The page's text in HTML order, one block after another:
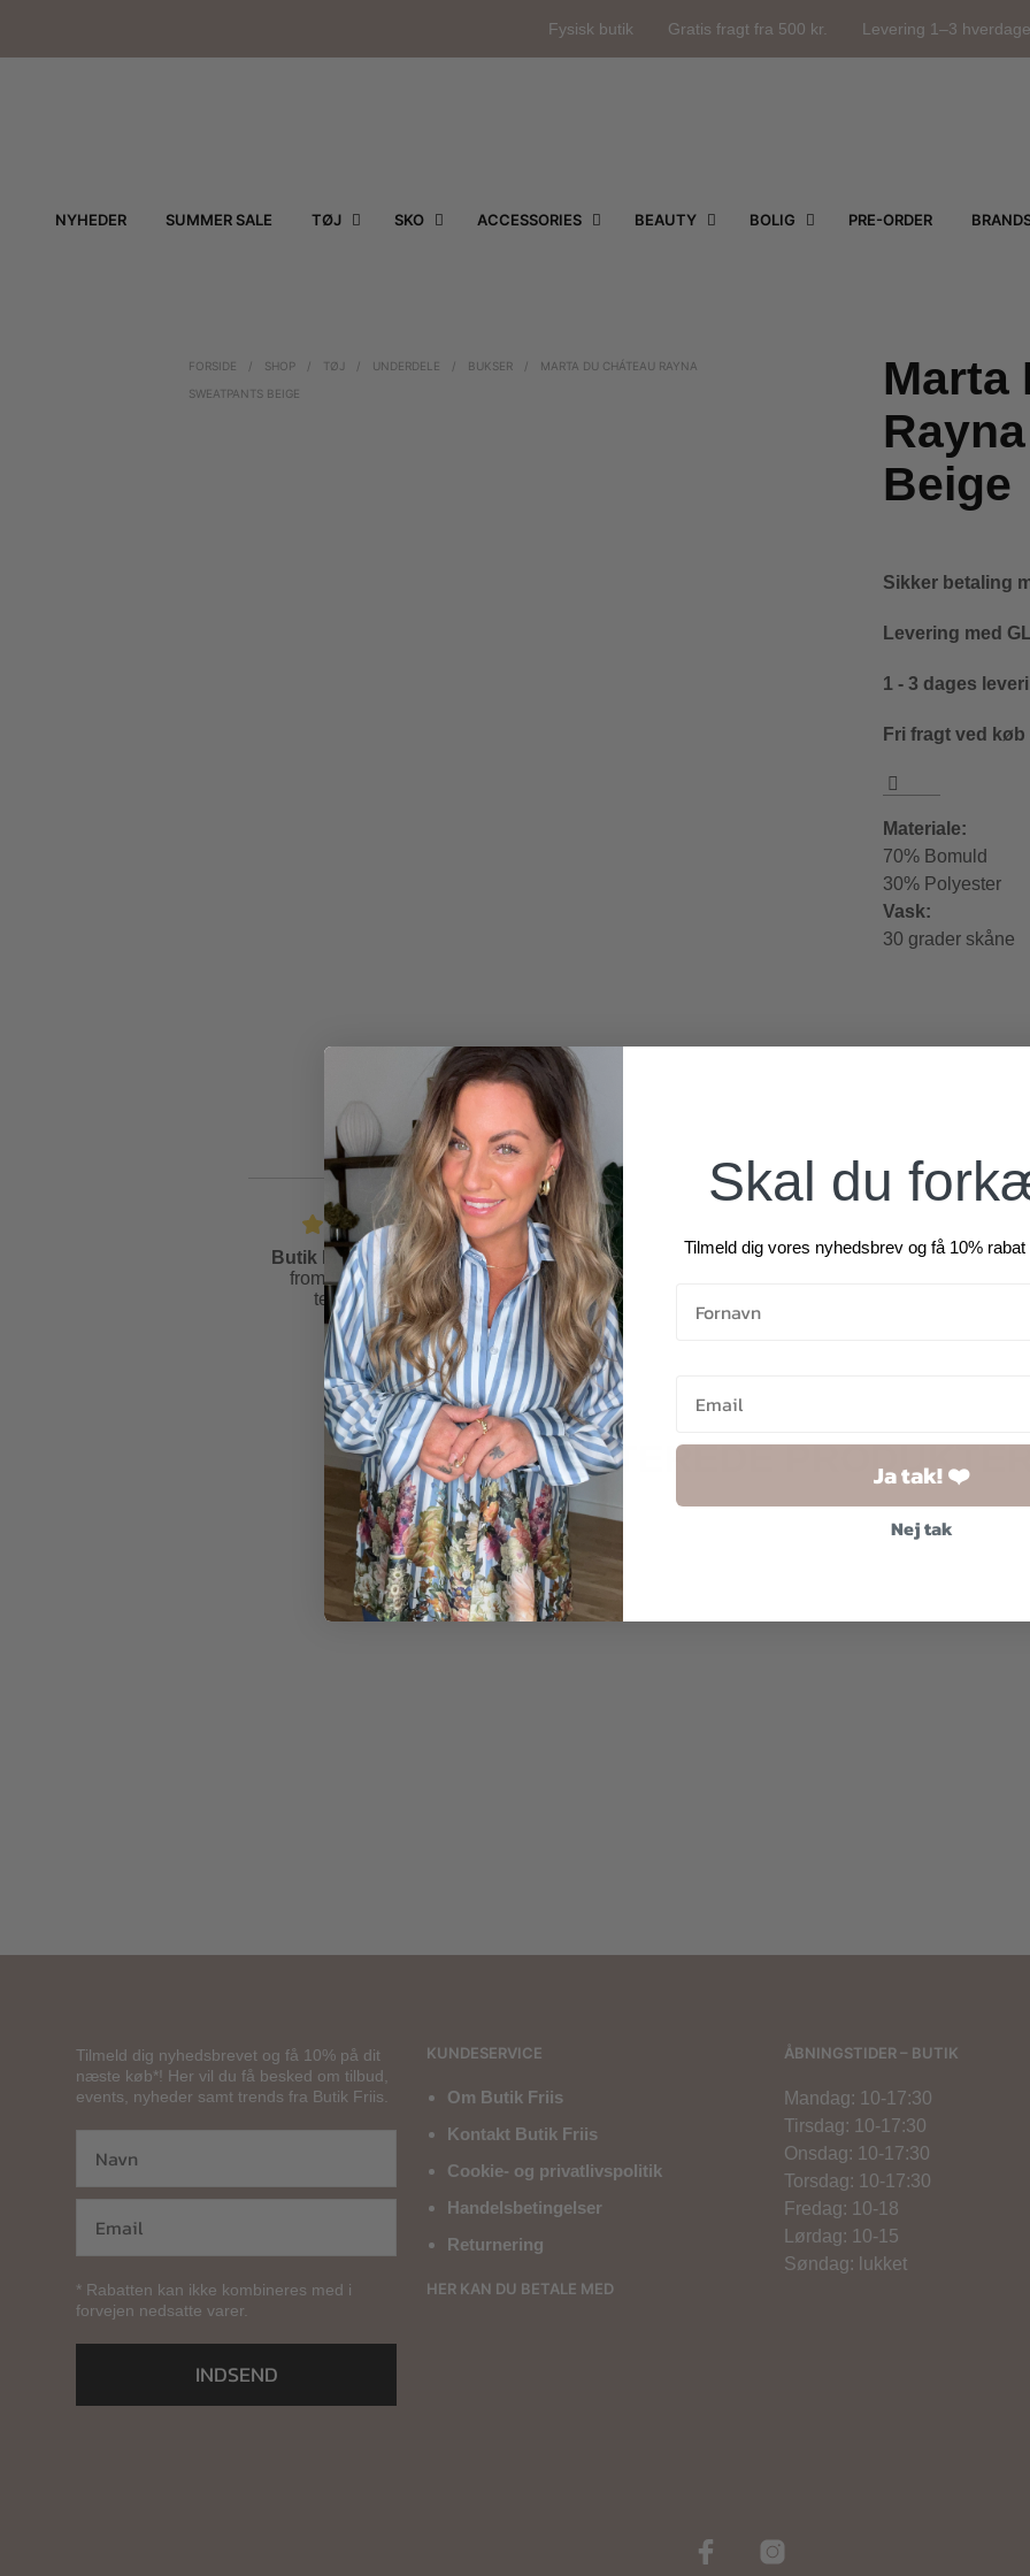
Fysisk butik Gratis fragt fra 500 kr. Levering 1–3 hverdage
NYHEDER SUMMER SALE TØJ SKO ACCESSORIES BEAUTY BOLIG PRE-ORDER
FORSIDE / SHOP / TØJ / UNDERDELE / BUKSER /
MARTA DU CHÁTEAU RAYNA
SWEATPANTS BEIGE
Marta
Beige
Sikker betaling
Levering med
1 - 3 dages
Fri fragt ved køb
Materiale:
70% Bomuld
30% Polyester
Vask:
30 grader skåne
Butik Friisis rated4.6
from81reviews &
testimonials
RELATEREDE
2 for
500 kr.
Tilmeld dig nyhedsbrevet og få 10% på dit
næste køb*! Her vil du få besked om tilbud,
events, nyheder samt trends fra Butik Friis.
* Rabatten kan ikke kombineres med i
forvejen nedsatte varer.
INDSEND
KUNDESERVICE
Om Butik Friis
Kontakt Butik Friis
Cookie- og privatlivspolitik
Handelsbetingelser
Returnering
HER KAN DU BETALE MED
ÅBNINGSTIDER – BUTIK
Mandag: 10-17:30
Tirsdag: 10-17:30
Onsdag: 10-17:30
Torsdag: 10-17:30
Fredag: 10-18
Lørdag: 10-15
Søndag: lukket
Skal du
Tilmeld dig vores nyhedsbrev og få 10%
Ja tak! ❤️
Nej tak